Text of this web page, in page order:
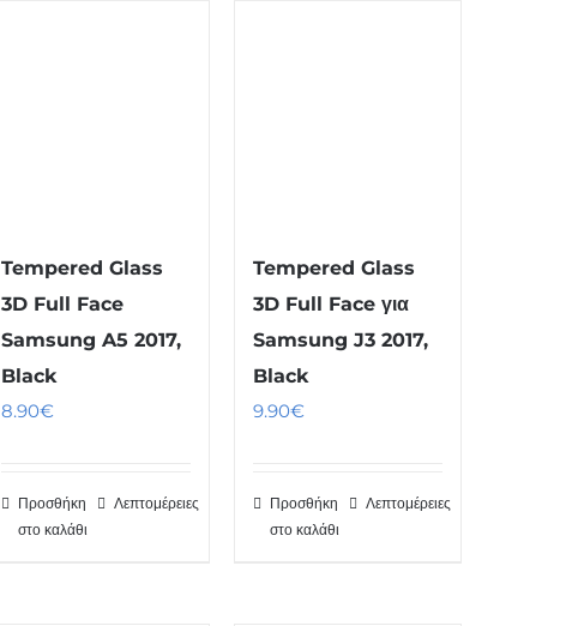
Tempered Glass
3D Full Face
Samsung A5 2017,
Black
8.90€
Προσθήκη
στο καλάθι
Λεπτομέρειες
Tempered Glass
3D Full Face για
Samsung J3 2017,
Black
9.90€
Προσθήκη
στο καλάθι
Λεπτομέρειες